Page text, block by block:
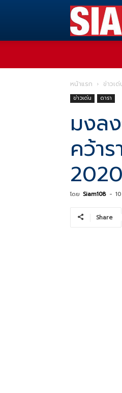
หน้าแรก ข่าวเด่
ข่าวเด่น ดารา
มงล
คว้า
2020
โดย Siam108 -
Share